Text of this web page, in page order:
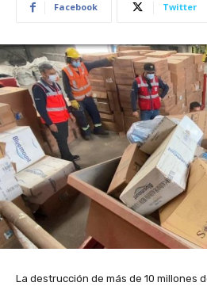
Facebook Twitter
La destrucción de más de 10 millones